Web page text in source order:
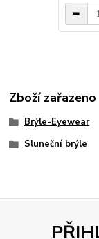
Zboží
Brýle-Eyewear
Sluneční brýle